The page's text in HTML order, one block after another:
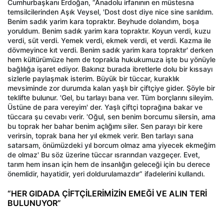
Cumhurbaşkanı Erdoğan, “Anadolu irfanının en müstesna
temsilcilerinden Aşık Veysel, 'Dost dost diye nice sine sarıldım.
Benim sadık yarim kara topraktır. Beyhude dolandım, boşa
yoruldum. Benim sadık yarim kara topraktır. Koyun verdi, kuzu
verdi, süt verdi. Yemek verdi, ekmek verdi, et verdi. Kazma ile
dövmeyince kıt verdi. Benim sadık yarim kara topraktır' derken
hem kültürümüze hem de toprakla hukukumuza işte bu yönüyle
bağlılığa işaret ediyor. Bakınız burada ibretlerle dolu bir kıssayı
sizlerle paylaşmak isterim. Büyük bir tüccar, kuraklık
mevsiminde zor durumda kalan yaşlı bir çiftçiye gider. Şöyle bir
teklifte bulunur. 'Gel, bu tarlayı bana ver. Tüm borçlarını sileyim.
Üstüne de para vereyim' der. Yaşlı çiftçi toprağına bakar ve
tüccara şu cevabı verir. 'Oğul, sen benim borcumu silersin, ama
bu toprak her bahar benim açlığımı siler. Sen parayı bir kere
verirsin, toprak bana her yıl ekmek verir. Ben tarlayı sana
satarsam, önümüzdeki yıl borcum olmaz ama yiyecek ekmeğim
de olmaz' Bu söz üzerine tüccar ısrarından vazgeçer. Evet,
tarım hem insan için hem de insanlığın geleceği için bu derece
önemlidir, hayatidir, yeri doldurulamazdır” ifadelerini kullandı.
“HER GIDADA ÇİFTÇİLERİMİZİN EMEĞİ VE ALIN TERİ
BULUNUYOR”